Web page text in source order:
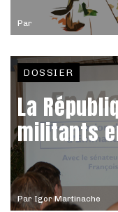
Par
Par Igor Martinache
DOSSIER
La
militants